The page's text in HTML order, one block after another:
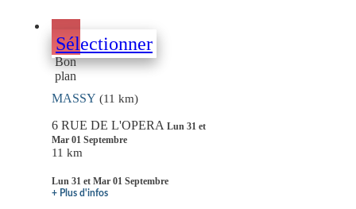
Sélectionner
Bon
plan
MASSY (11 km)
6 RUE DE L'OPERA Lun 31 et
Mar 01 Septembre
11 km
Lun 31 et Mar 01 Septembre
+ Plus d'infos